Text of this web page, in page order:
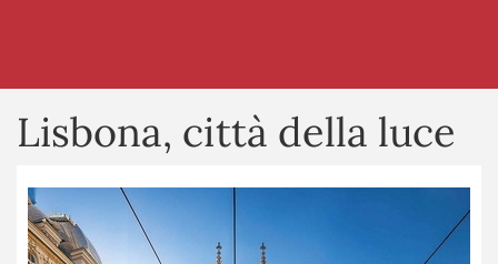
Lisbona, città della luce